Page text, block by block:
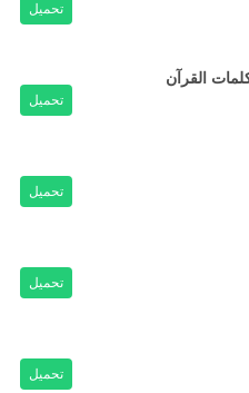
تحميل
تحميل
تحميل
تحميل
تحميل